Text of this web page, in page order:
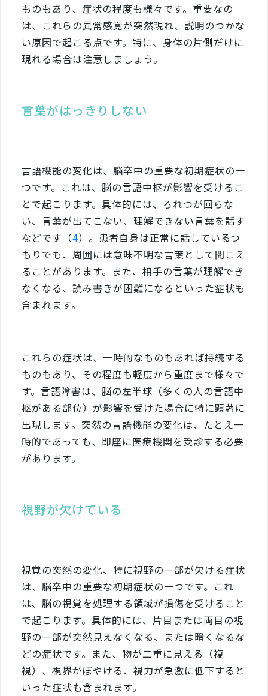
ものもあり、症状の程度も様々です。重要なの
は、これらの異常感覚が突然現れ、説明のつかな
い原因で起こる点です。特に、身体の片側だけに
現れる場合は注意しましょう。
言葉がはっきりしない
言語機能の変化は、脳卒中の重要な初期症状の一
つです。これは、脳の言語中枢が影響を受けるこ
とで起こります。具体的には、ろれつが回らな
い、言葉が出てこない、理解できない言葉を話す
などです（4）。患者自身は正常に話しているつ
もりでも、周囲には意味不明な言葉として聞こえ
ることがあります。また、相手の言葉が理解でき
なくなる、読み書きが困難になるといった症状も
含まれます。
これらの症状は、一時的なものもあれば持続する
ものもあり、その程度も軽度から重度まで様々で
す。言語障害は、脳の左半球（多くの人の言語中
枢がある部位）が影響を受けた場合に特に顕著に
出現します。突然の言語機能の変化は、たとえ一
時的であっても、即座に医療機関を受診する必要
があります。
視野が欠けている
視覚の突然の変化、特に視野の一部が欠ける症状
は、脳卒中の重要な初期症状の一つです。これ
は、脳の視覚を処理する領域が損傷を受けること
で起こります。具体的には、片目または両目の視
野の一部が突然見えなくなる、または暗くなるな
どの症状です。また、物が二重に見える（複
視）、視界がぼやける、視力が急激に低下すると
いった症状も含まれます。